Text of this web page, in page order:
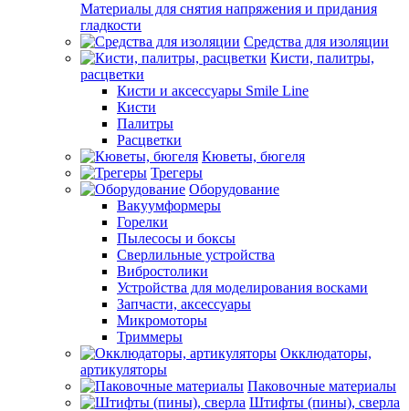
Материалы для снятия напряжения и придания
гладкости
Средства для изоляции
Кисти, палитры,
расцветки
Кисти и аксессуары Smile Line
Кисти
Палитры
Расцветки
Кюветы, бюгеля
Трегеры
Оборудование
Вакуумформеры
Горелки
Пылесосы и боксы
Сверлильные устройства
Вибростолики
Устройства для моделирования восками
Запчасти, аксессуары
Микромоторы
Триммеры
Окклюдаторы,
артикуляторы
Паковочные материалы
Штифты (пины), сверла